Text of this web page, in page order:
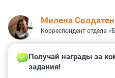
Милена
Корреспондент отдела
Получай награды за
задания!